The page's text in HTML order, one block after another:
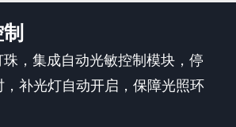
珠，集成自动光敏控制模块，停
补光灯自动开启，保障光照环